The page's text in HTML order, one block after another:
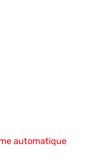
automatique